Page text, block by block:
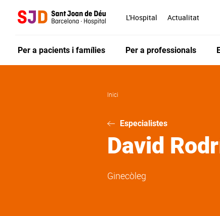
L'Hospital Actualitat
Per a pacients i famílies Per a professionals
Inici
Especialistes
David
Ginecòleg